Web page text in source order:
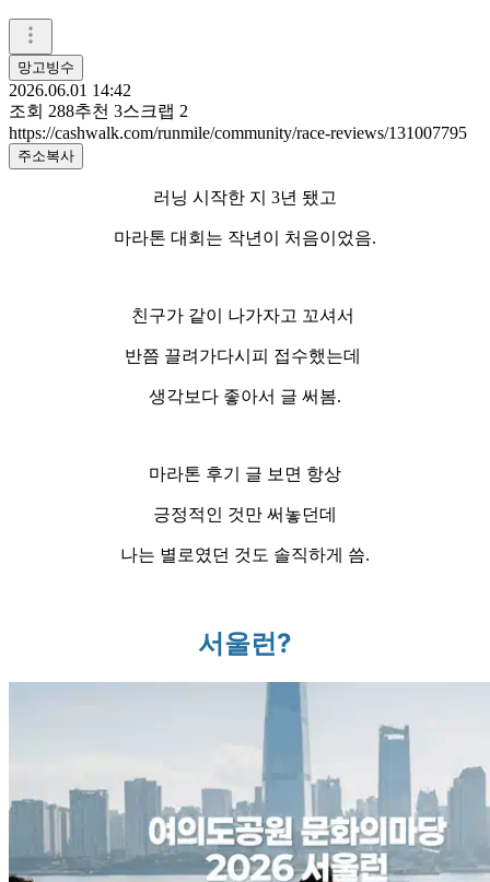
망고빙수
2026.06.01 14:42
조회 288추천 3스크랩 2
https://cashwalk.com/runmile/community/race-reviews/131007795
주소복사
러닝 시작한 지 3년 됐고
마라톤 대회는 작년이 처음이었음.
친구가 같이 나가자고 꼬셔서
반쯤 끌려가다시피 접수했는데
생각보다 좋아서 글 써봄.
마라톤 후기 글 보면 항상
긍정적인 것만 써놓던데
나는 별로였던 것도 솔직하게 씀.
서울런?